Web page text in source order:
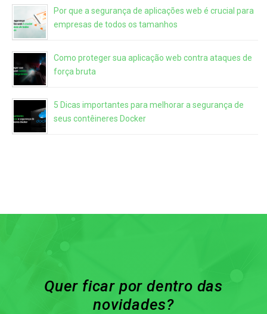
Por que a segurança de aplicações web é crucial para
empresas de todos os tamanhos
Como proteger sua aplicação web contra ataques de
força bruta
5 Dicas importantes para melhorar a segurança de
seus contêineres Docker
Quer ficar por dentro das
novidades?